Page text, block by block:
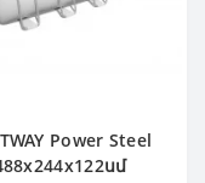
Power Steel